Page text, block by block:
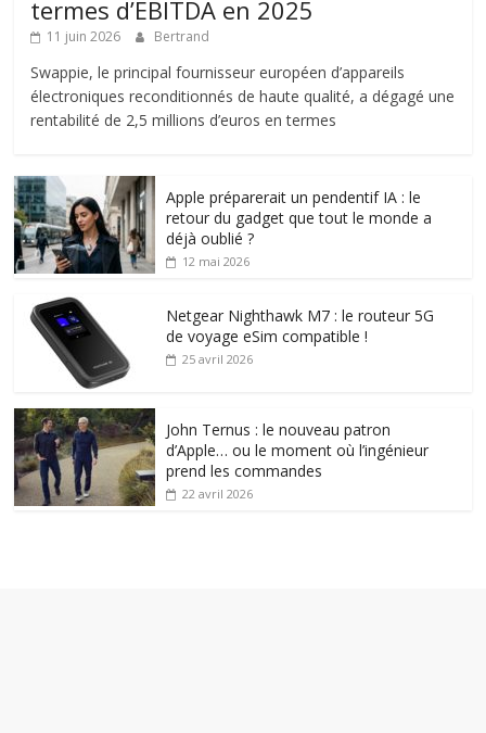
termes d’EBITDA en 2025
11 juin 2026 Bertrand
Swappie, le principal fournisseur européen d’appareils
électroniques reconditionnés de haute qualité, a dégagé une
rentabilité de 2,5 millions d’euros en termes
Apple préparerait un pendentif IA : le
retour du gadget que tout le monde a
déjà oublié ?
12 mai 2026
Netgear Nighthawk M7 : le routeur 5G
de voyage eSim compatible !
25 avril 2026
John Ternus : le nouveau patron
d’Apple… ou le moment où l’ingénieur
prend les commandes
22 avril 2026